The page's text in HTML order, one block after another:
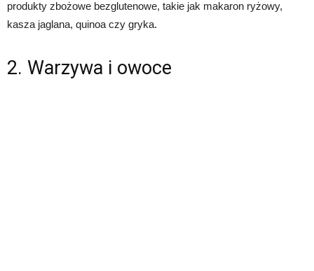
produkty zbożowe bezglutenowe, takie jak makaron ryżowy,
kasza jaglana, quinoa czy gryka.
2. Warzywa i owoce